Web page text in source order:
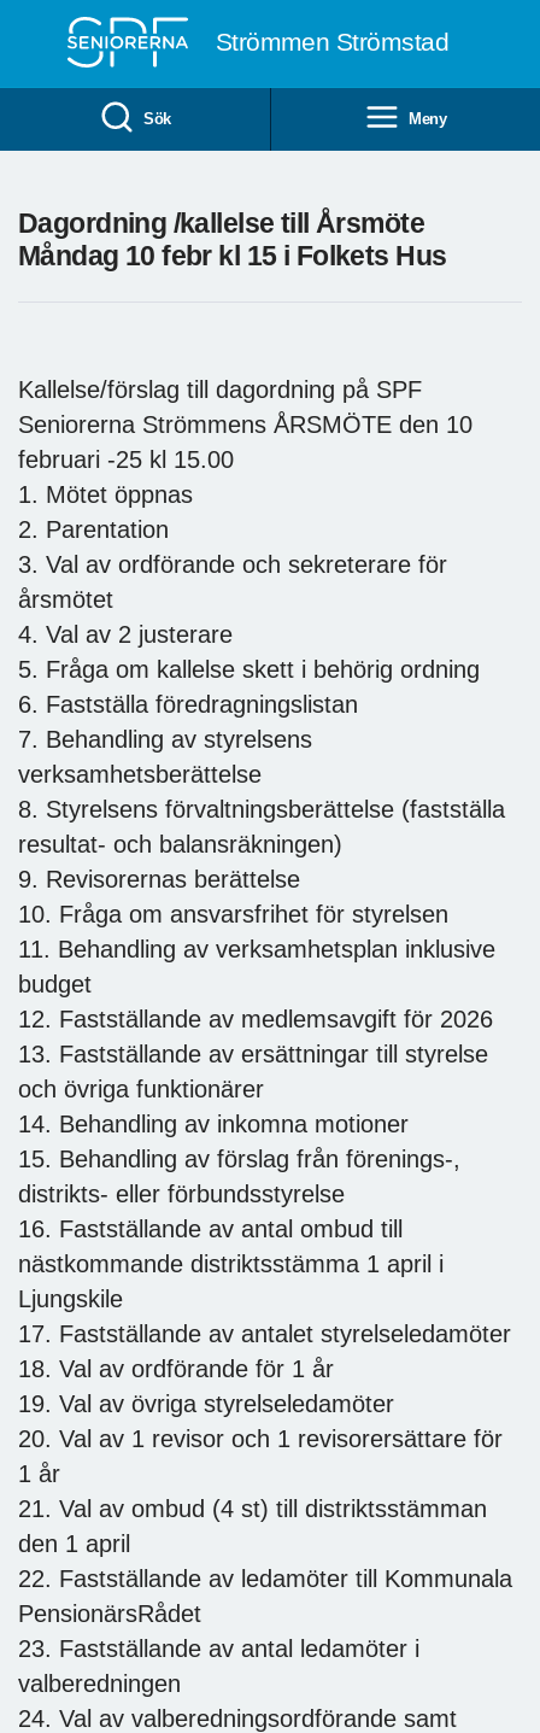
Strömmen Strömstad
Sök Meny
Dagordning /kallelse till Årsmöte
Måndag 10 febr kl 15 i Folkets Hus
Kallelse/förslag till dagordning på SPF
Seniorerna Strömmens ÅRSMÖTE den 10
februari -25 kl 15.00
1. Mötet öppnas
2. Parentation
3. Val av ordförande och sekreterare för
årsmötet
4. Val av 2 justerare
5. Fråga om kallelse skett i behörig ordning
6. Fastställa föredragningslistan
7. Behandling av styrelsens
verksamhetsberättelse
8. Styrelsens förvaltningsberättelse (fastställa
resultat- och balansräkningen)
9. Revisorernas berättelse
10. Fråga om ansvarsfrihet för styrelsen
11. Behandling av verksamhetsplan inklusive
budget
12. Fastställande av medlemsavgift för 2026
13. Fastställande av ersättningar till styrelse
och övriga funktionärer
14. Behandling av inkomna motioner
15. Behandling av förslag från förenings-,
distrikts- eller förbundsstyrelse
16. Fastställande av antal ombud till
nästkommande distriktsstämma 1 april i
Ljungskile
17. Fastställande av antalet styrelseledamöter
18. Val av ordförande för 1 år
19. Val av övriga styrelseledamöter
20. Val av 1 revisor och 1 revisorersättare för
1 år
21. Val av ombud (4 st) till distriktsstämman
den 1 april
22. Fastställande av ledamöter till Kommunala
PensionärsRådet
23. Fastställande av antal ledamöter i
valberedningen
24. Val av valberedningsordförande samt